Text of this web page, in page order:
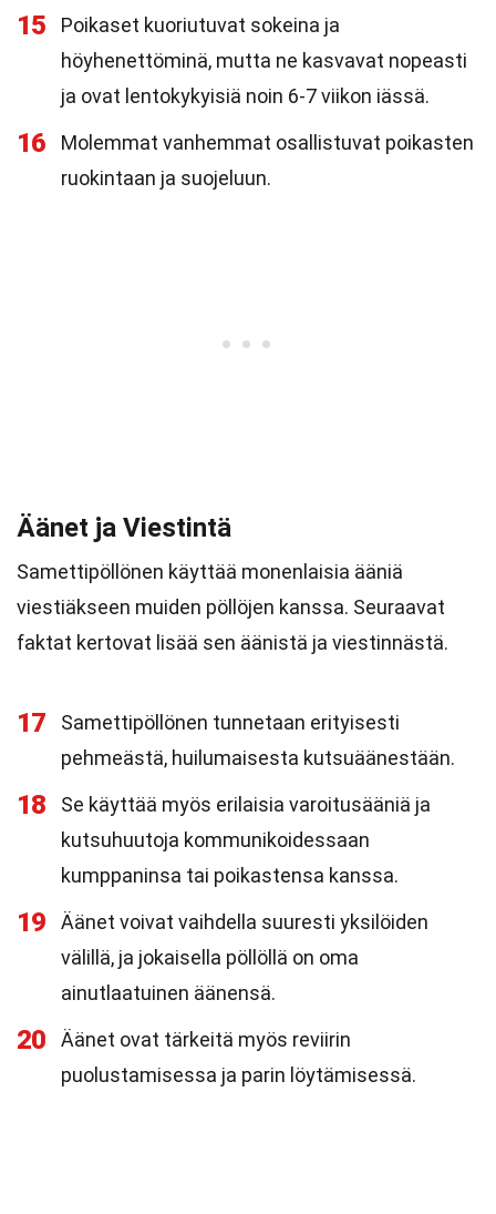
15
Poikaset kuoriutuvat sokeina ja
höyhenettöminä, mutta ne kasvavat nopeasti
ja ovat lentokykyisiä noin 6-7 viikon iässä.
16
Molemmat vanhemmat osallistuvat poikasten
ruokintaan ja suojeluun.
Äänet ja Viestintä
Samettipöllönen käyttää monenlaisia ääniä
viestiäkseen muiden pöllöjen kanssa. Seuraavat
faktat kertovat lisää sen äänistä ja viestinnästä.
17
Samettipöllönen tunnetaan erityisesti
pehmeästä, huilumaisesta kutsuäänestään.
18
Se käyttää myös erilaisia varoitusääniä ja
kutsuhuutoja kommunikoidessaan
kumppaninsa tai poikastensa kanssa.
19
Äänet voivat vaihdella suuresti yksilöiden
välillä, ja jokaisella pöllöllä on oma
ainutlaatuinen äänensä.
20
Äänet ovat tärkeitä myös reviirin
puolustamisessa ja parin löytämisessä.